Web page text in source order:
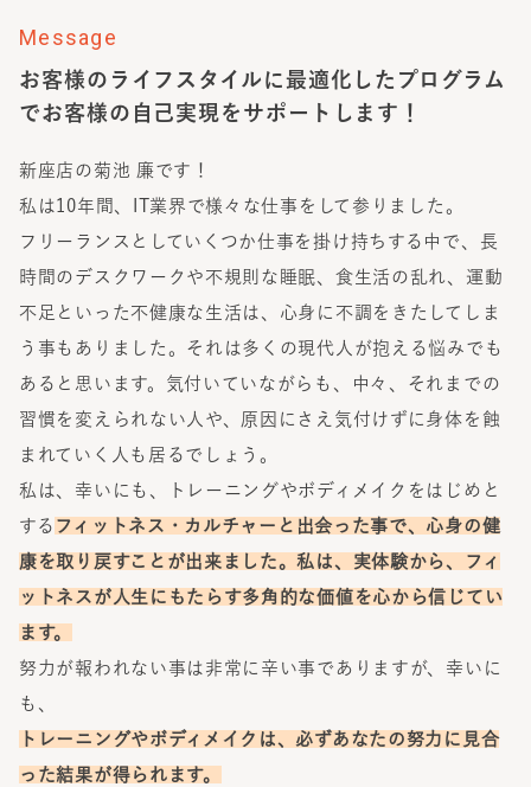
お客様のライフスタイルに最適化したプログラム
でお客様の自己実現をサポートします！
Message
新座店の菊池 廉です！
私は10年間、IT業界で様々な仕事をして参りました。
フリーランスとしていくつか仕事を掛け持ちする中で、長
時間のデスクワークや不規則な睡眠、食生活の乱れ、運動
不足といった不健康な生活は、心身に不調をきたしてしま
う事もありました。それは多くの現代人が抱える悩みでも
あると思います。気付いていながらも、中々、それまでの
習慣を変えられない人や、原因にさえ気付けずに身体を蝕
まれていく人も居るでしょう。
私は、幸いにも、トレーニングやボディメイクをはじめと
する フィットネス・カルチャーと出会った事で、心身の健
康を取り戻すことが出来ました。私は、実体験から、フィ
ットネスが人生にもたらす多角的な価値を心から信じてい
ます。
努力が報われない事は非常に辛い事でありますが、幸いに
も、
トレーニングやボディメイクは、必ずあなたの努力に見合
った結果が得られます。